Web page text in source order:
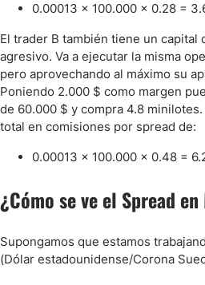
0.00013 x 100.000 x 0.28 =
El trader B también tiene un capital
agresivo. Va a ejecutar la misma
pero aprovechando al máximo su
Poniendo 2.000 $ como margen
de 60.000 $ y compra 4.8
total en comisiones por spread de:
0.00013 x 100.000 x 0.48 =
¿Cómo se ve el Spread
Supongamos que estamos
(Dólar estadounidense/Corona